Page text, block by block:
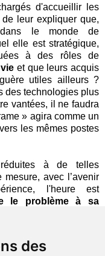
des
d'accueillir les
leur expliquer que,
le monde de
elle est stratégique,
à des rôles de
et que leurs acquis
utiles ailleurs ?
des technologies plus
vantées, il ne faudra
» agira comme un
les mêmes postes
à de telles
avec l’avenir
l'heure est
le problème à sa
qui n’a que
ici parvient à
durée, le temps
le piège dans